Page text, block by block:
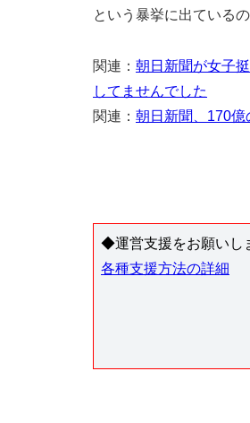
という暴挙に出ている
関連： 朝日新聞が女子
してませんでした
関連： 朝日新聞、170億
◆運営支援をお願いし
各種支援方法の詳細